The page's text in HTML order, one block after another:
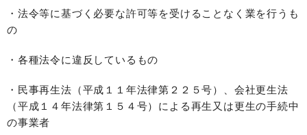
・法令等に基づく必要な許可等を受けることなく業を行うも
の
・各種法令に違反しているもの
・民事再生法（平成１１年法律第２２５号）、会社更生法
（平成１４年法律第１５４号）による再生又は更生の手続中
の事業者